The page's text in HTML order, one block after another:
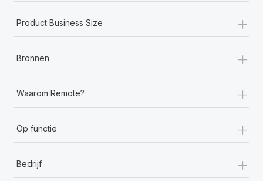
Product Business Size +
Bronnen +
Waarom Remote? +
Op functie +
Bedrijf +